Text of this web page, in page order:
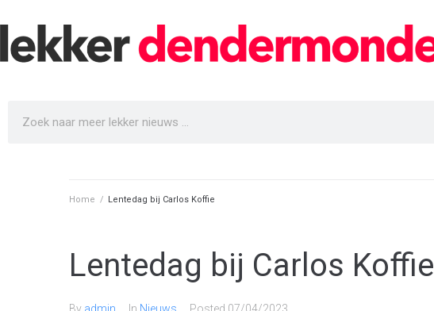
Home / Lentedag bij Carlos Koffie
Lentedag bij Carlos Koffie